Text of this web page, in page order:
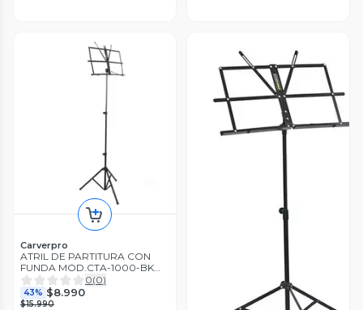
Carverpro
ATRIL DE PARTITURA CON
FUNDA MOD.CTA-1000-BK
CARVERPRO 0(0)
43% $8.990
$15.990